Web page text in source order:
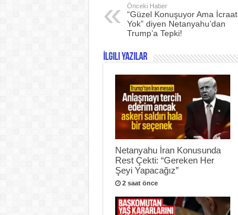
Önceki Haber
“Güzel Konuşuyor Ama İcraat
Yok” diyen Netanyahu’dan
Trump’a Tepki!
İlgili Yazılar
Netanyahu İran Konusunda
Rest Çekti: “Gereken Her
Şeyi Yapacağız”
2 saat önce